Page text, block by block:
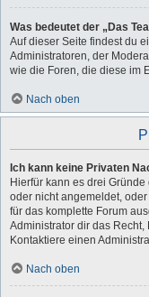
Was bedeutet der „Das
Auf dieser Seite findest du
Administratoren, der
wie die Foren, die diese im
Nach oben
Ich kann keine Privaten
Hierfür kann es drei
oder nicht angemeldet,
für das komplette Forum
Administrator dir das
Kontaktiere einen
Nach oben